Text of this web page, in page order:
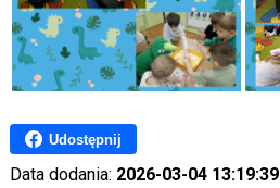
Udostępnij
Data dodania: 2026-03-04 13:19:39